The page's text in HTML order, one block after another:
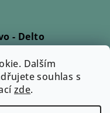
Dalším
souhlas s
zde.
- Delto
hvězdiček.